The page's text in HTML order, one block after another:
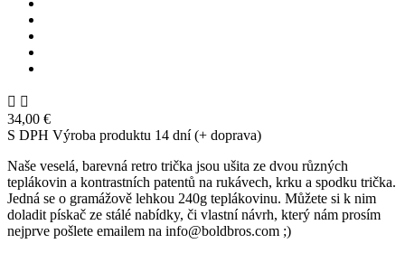
 
34,00 €
S DPH Výroba produktu 14 dní (+ doprava)
Naše veselá, barevná retro trička jsou ušita ze dvou různých
teplákovin a kontrastních patentů na rukávech, krku a spodku trička.
Jedná se o gramážově lehkou 240g teplákovinu. Můžete si k nim
doladit pískač ze stálé nabídky, či vlastní návrh, který nám prosím
nejprve pošlete emailem na info@boldbros.com ;)